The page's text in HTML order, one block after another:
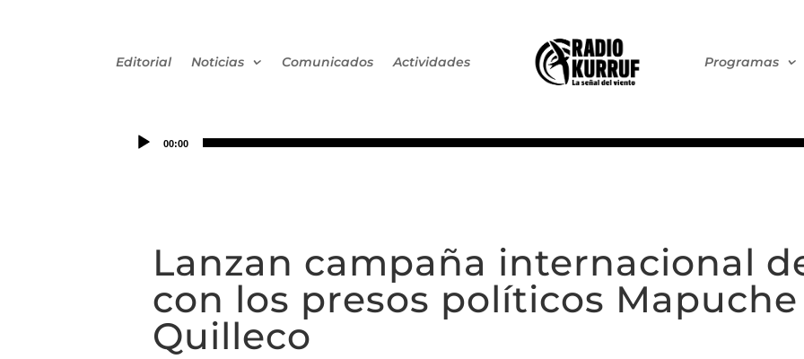
Editorial Noticias Comunicados Actividades Programas
00:00
Lanzan campaña internacional
con los presos políticos
Quilleco